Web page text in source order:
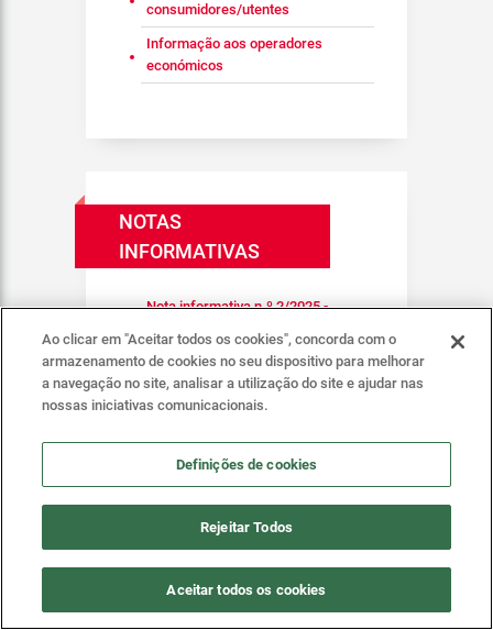
consumidores/utentes
Informação aos operadores
económicos
NOTAS
INFORMATIVAS
Nota informativa n.º 2/2025 -
de Saúde ligados à Estética, de 14
Nota Informativa n.º 2/2026 -
de abril de 2026
LIGAÇÕES ÚTEIS
Ao clicar em "Aceitar todos os cookies", concorda com o
armazenamento de cookies no seu dispositivo para melhorar
a navegação no site, analisar a utilização do site e ajudar nas
nossas iniciativas comunicacionais.
Definições de cookies
Rejeitar Todos
Aceitar todos os cookies